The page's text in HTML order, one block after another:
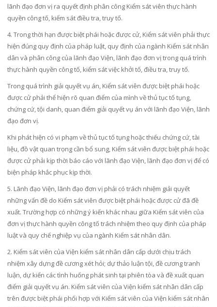
lãnh đạo đơn vị ra quyết định phân công Kiểm sát viên thực hành
quyền công tố, kiểm sát điều tra, truy tố.
4. Trong thời hạn được biệt phái hoặc được cử, Kiểm sát viên phải thực
hiện đúng quy định của pháp luật, quy định của ngành Kiểm sát nhân
dân và phân công của lãnh đạo Viện, lãnh đạo đơn vịtrong quá trình
thực hành quyền công tố, kiểm sát việc khởi tố, điều tra, truy tố.
Trong quá trình giải quyết vụ án, Kiểm sát viên được biệt phái hoặc
được cử phải thể hiện rõ quan điểm của mình về thủ tục tố tụng,
chứng cứ, tội danh, quan điểm giải quyết vụ án với lãnh đạo Viện, lãnh
đạo đơn vị.
Khi phát hiện có vi phạm về thủ tục tố tụng hoặc thiếu chứng cứ, tài
liệu, đồ vật quan trọng cần bổ sung, Kiểm sát viên được biệt phái hoặc
được cử phải kịp thời báo cáo với lãnh đạo Viện, lãnh đạo đơn vị để có
biện pháp khắc phục kịp thời.
5. Lãnh đạo Viện, lãnh đạo đơn vị phải có trách nhiệm giải quyết
những vấn đề do Kiểm sát viên được biệt phái hoặc được cửđã đề
xuất. Trường hợp có những ý kiến khác nhau giữa Kiểm sát viên của
đơn vị thực hành quyền công tố trách nhiệm theo quy định của pháp
luật và quy chế nghiệp vụ của ngành Kiểm sát nhân dân.
2. Kiểm sát viên của Viện kiểm sát nhân dân cấp dưới chịu trách
nhiệm xây dựng đề cương xét hỏi; dự thảo luận tội, đề cương tranh
luận, dự kiến các tình huống phát sinh tại phiên tòa và đề xuất quan
điểm giải quyết vụ án. Kiểm sát viên của Viện kiểm sát nhân dân cấp
trên được biệt phái phối hợp với Kiểm sát viên của Viện kiểm sát nhân